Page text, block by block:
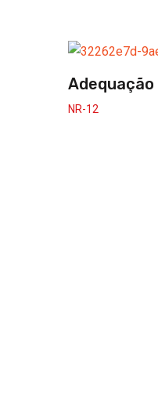
Adequação
NR-12